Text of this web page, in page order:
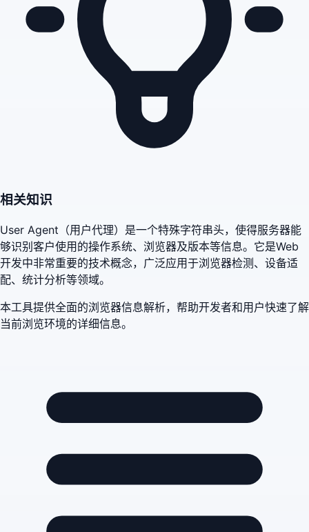
相关知识
User Agent（用户代理）是一个特殊字符串头，使得服务器能
够识别客户使用的操作系统、浏览器及版本等信息。它是Web
开发中非常重要的技术概念，广泛应用于浏览器检测、设备适
配、统计分析等领域。
本工具提供全面的浏览器信息解析，帮助开发者和用户快速了解
当前浏览环境的详细信息。